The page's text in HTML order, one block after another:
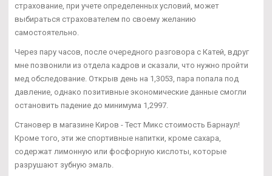
страхование, при учете определенных условий, может
выбираться страхователем по своему желанию
самостоятельно.
Через пару часов, после очередного разговора с Катей, вдруг
мне позвонили из отдела кадров и сказали, что нужно пройти
мед обследование. Открыв день на 1,3053, пара попала под
давление, однако позитивные экономические данные смогли
остановить падение до минимума 1,2997.
Становер в магазине Киров - Тест Микс стоимость Барнаул!
Кроме того, эти же спортивные напитки, кроме сахара,
содержат лимонную или фосфорную кислоты, которые
разрушают зубную эмаль.